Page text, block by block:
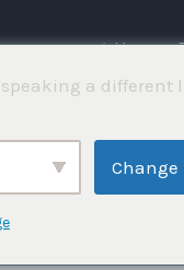
⌂ Hem
a different
Change